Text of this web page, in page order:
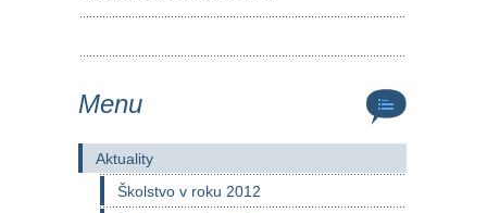
Menu
Aktuality
Školstvo v roku 2012